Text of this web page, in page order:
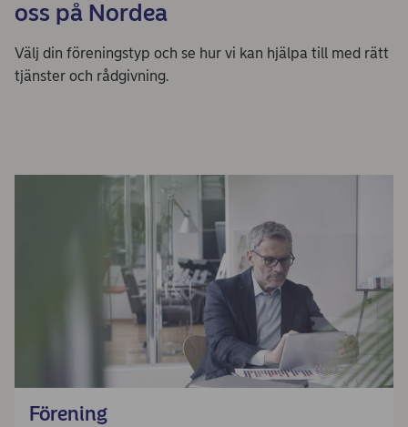
oss på Nordea
Välj din föreningstyp och se hur vi kan hjälpa till med rätt
tjänster och rådgivning.
Förening